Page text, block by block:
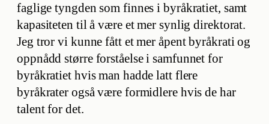
faglige tyngden som finnes i byråkratiet, samt
kapasiteten til å være et mer synlig direktorat.
Jeg tror vi kunne fått et mer åpent byråkrati og
oppnådd større forståelse i samfunnet for
byråkratiet hvis man hadde latt flere
byråkrater også være formidlere hvis de har
talent for det.